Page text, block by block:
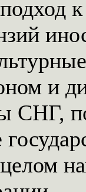
и
СНГ,